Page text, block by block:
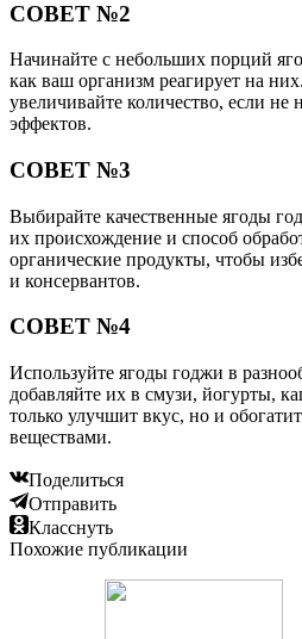
СОВЕТ №2
Начинайте с небольших порций
как ваш организм реагирует на
увеличивайте количество, если не
эффектов.
СОВЕТ №3
Выбирайте качественные ягоды
их происхождение и способ
органические продукты, чтобы
и консервантов.
СОВЕТ №4
Используйте ягоды годжи в
добавляйте их в смузи, йогурты,
только улучшит вкус, но и
веществами.
Поделиться
Отправить
Класснуть
Похожие публикации